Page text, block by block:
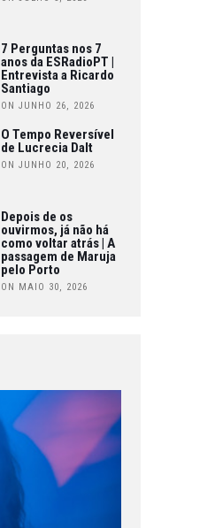
7 Perguntas nos 7
anos da ESRadioPT |
Entrevista a Ricardo
Santiago
ON JUNHO 26, 2026
O Tempo Reversível
de Lucrecia Dalt
ON JUNHO 20, 2026
Depois de os
ouvirmos, já não há
como voltar atrás | A
passagem de Maruja
pelo Porto
ON MAIO 30, 2026